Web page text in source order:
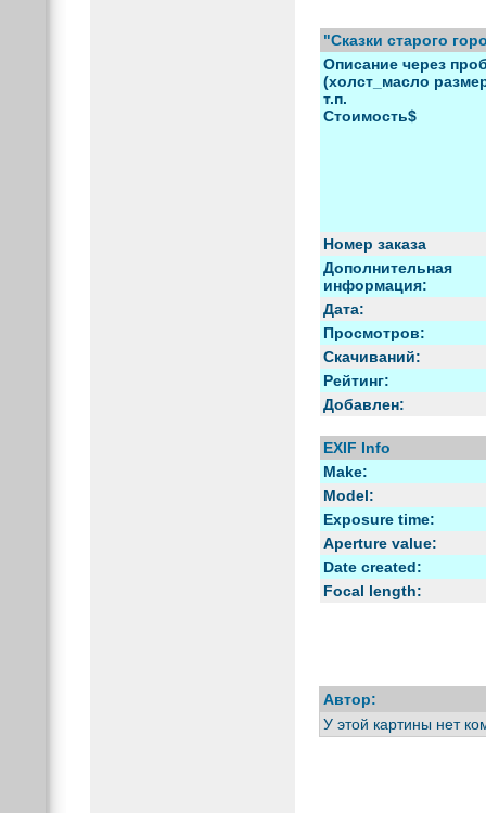
"Сказки старого
Описание через
(холст_масло
т.п.
Стоимость$
Номер заказа
Дополнительная
информация:
Дата:
Просмотров:
Скачиваний:
Рейтинг:
Добавлен:
EXIF Info
Make:
Model:
Exposure time:
Aperture value:
Date created:
Focal length:
Автор:
У этой картины нет